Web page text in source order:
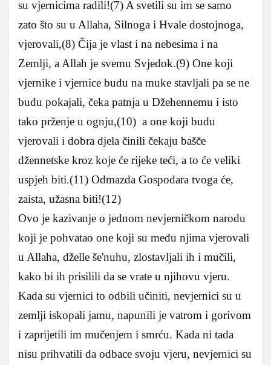
su vjernicima radili!(7) A svetili su im se samo
zato što su u Allaha, Silnoga i Hvale dostojnoga,
vjerovali,(8) Čija je vlast i na nebesima i na
Zemlji, a Allah je svemu Svjedok.(9) One koji
vjernike i vjernice budu na muke stavljali pa se ne
budu pokajali, čeka patnja u Džehennemu i isto
tako prženje u ognju,(10) a one koji budu
vjerovali i dobra djela činili čekaju bašče
džennetske kroz koje će rijeke teći, a to će veliki
uspjeh biti.(11) Odmazda Gospodara tvoga će,
zaista, užasna biti!(12)
Ovo je kazivanje o jednom nevjerničkom narodu
koji je pohvatao one koji su među njima vjerovali
u Allaha, dželle še'nuhu, zlostavljali ih i mučili,
kako bi ih prisilili da se vrate u njihovu vjeru.
Kada su vjernici to odbili učiniti, nevjernici su u
zemlji iskopali jamu, napunili je vatrom i gorivom
i zaprijetili im mučenjem i smrću. Kada ni tada
nisu prihvatili da odbace svoju vjeru, nevjernici su